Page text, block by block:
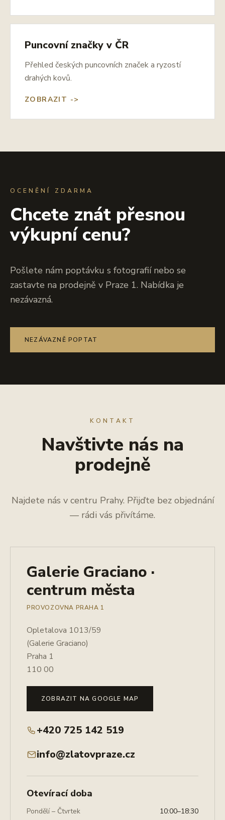
Puncovní značky v ČR
Přehled českých puncovních značek a ryzostí
drahých kovů.
ZOBRAZIT ->
OCENĚNÍ ZDARMA
Chcete znát přesnou
výkupní cenu?
Pošlete nám poptávku s fotografií nebo se
zastavte na prodejně v Praze 1. Nabídka je
nezávazná.
NEZÁVAZNĚ POPTAT
KONTAKT
Navštivte nás na
prodejně
Najdete nás v centru Prahy. Přijďte bez objednání
— rádi vás přivítáme.
Galerie Graciano ·
centrum města
PROVOZOVNA PRAHA 1
Opletalova 1013/59
(Galerie Graciano)
Praha 1
110 00
ZOBRAZIT NA GOOGLE MAP
+420 725 142 519
info@zlatovpraze.cz
Otevírací doba
Pondělí – Čtvrtek 10:00–18:30